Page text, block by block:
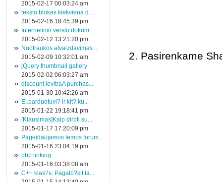
2015-02-17 00:03:24 am
teksto blokas kiekviena d...
2015-02-16 18:45:39 pm
Internetinio verslo dokum...
2015-02-12 13:21:20 pm
Nuotraukos atvaizdavimas ...
2015-02-09 10:32:01 am
jQuery thumbnail gallery
2015-02-02 06:03:27 am
discount levitraA purchas...
2015-01-30 10:42:26 am
El.parduotuvi? ir kit? ku...
2015-01-22 19:18:41 pm
[Klausimas]Kaip dirbti su...
2015-01-17 17:20:09 pm
Pageidaujamos temos forum...
2015-01-16 23:04:19 pm
php linking
2015-01-16 03:38:08 am
C++ klas?s. Pagalb?kit la...
2. Pasirenkame